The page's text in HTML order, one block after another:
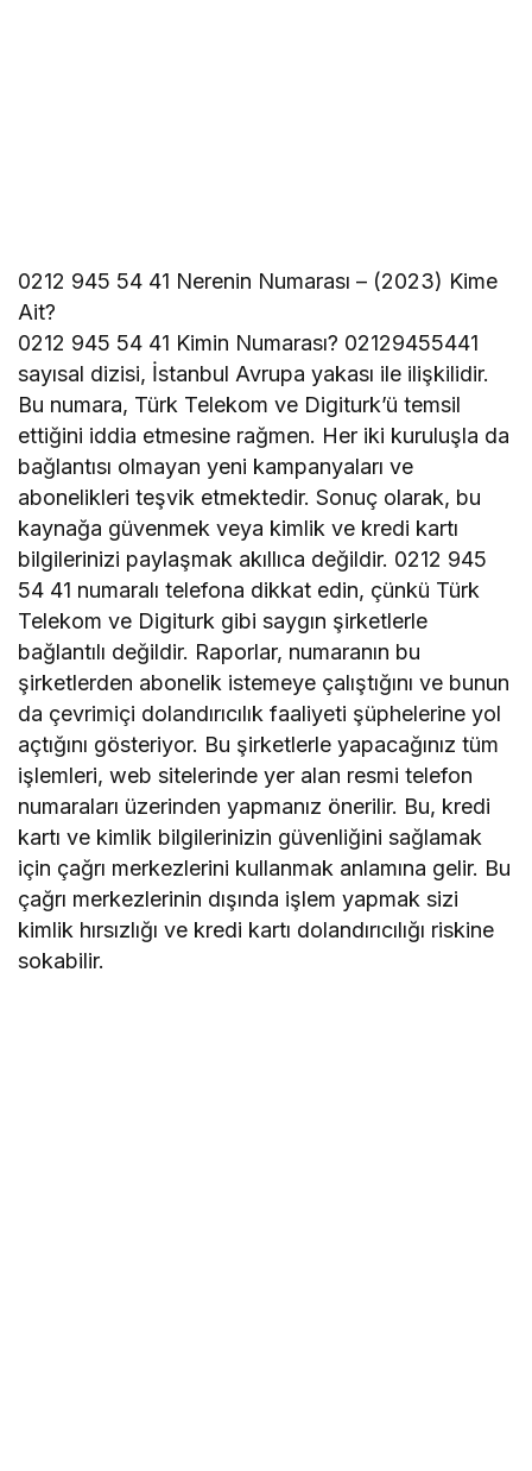
0212 945 54 41 Nerenin Numarası – (2023) Kime
Ait?
0212 945 54 41 Kimin Numarası? 02129455441
sayısal dizisi, İstanbul Avrupa yakası ile ilişkilidir.
Bu numara, Türk Telekom ve Digiturk’ü temsil
ettiğini iddia etmesine rağmen. Her iki kuruluşla da
bağlantısı olmayan yeni kampanyaları ve
abonelikleri teşvik etmektedir. Sonuç olarak, bu
kaynağa güvenmek veya kimlik ve kredi kartı
bilgilerinizi paylaşmak akıllıca değildir. 0212 945
54 41 numaralı telefona dikkat edin, çünkü Türk
Telekom ve Digiturk gibi saygın şirketlerle
bağlantılı değildir. Raporlar, numaranın bu
şirketlerden abonelik istemeye çalıştığını ve bunun
da çevrimiçi dolandırıcılık faaliyeti şüphelerine yol
açtığını gösteriyor. Bu şirketlerle yapacağınız tüm
işlemleri, web sitelerinde yer alan resmi telefon
numaraları üzerinden yapmanız önerilir. Bu, kredi
kartı ve kimlik bilgilerinizin güvenliğini sağlamak
için çağrı merkezlerini kullanmak anlamına gelir. Bu
çağrı merkezlerinin dışında işlem yapmak sizi
kimlik hırsızlığı ve kredi kartı dolandırıcılığı riskine
sokabilir.